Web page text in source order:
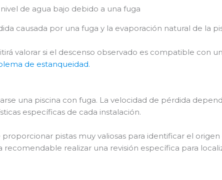
causada por una fuga y la evaporación natural de la
valorar si el descenso observado es compatible con un
de estanqueidad.
una piscina con fuga. La velocidad de pérdida
específicas de cada instalación.
pistas muy valiosas para identificar el origen
realizar una revisión específica para